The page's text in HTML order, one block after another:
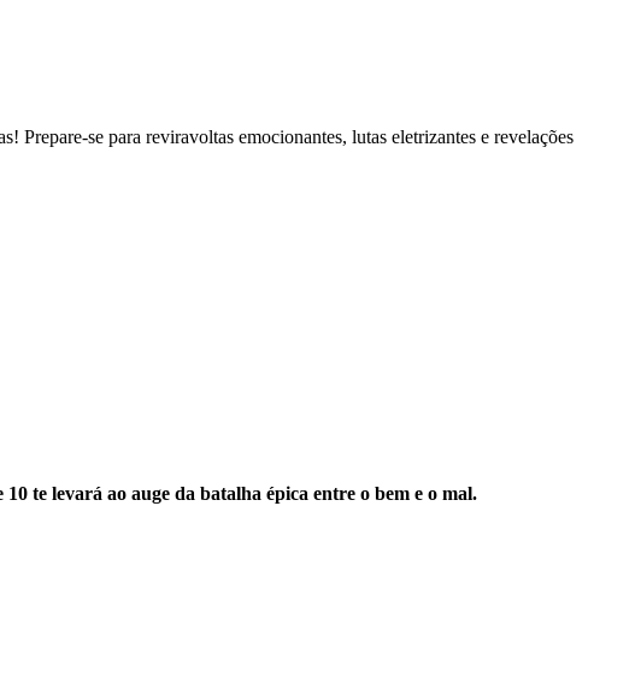
se para reviravoltas emocionantes, lutas eletrizantes e revelações
te levará ao auge da batalha épica entre o bem e o mal.